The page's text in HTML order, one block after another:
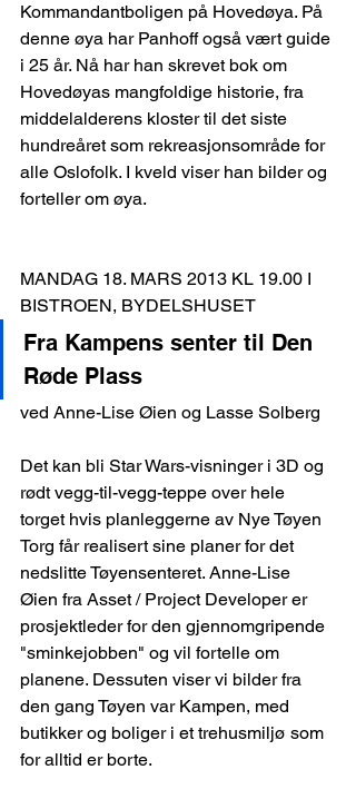
Kommandantboligen på Hovedøya. På
denne øya har Panhoff også vært guide
i 25 år. Nå har han skrevet bok om
Hovedøyas mangfoldige historie, fra
middelalderens kloster til det siste
hundreåret som rekreasjonsområde for
alle Oslofolk. I kveld viser han bilder og
forteller om øya.
MANDAG 18. MARS 2013 KL 19.00 I
BISTROEN, BYDELSHUSET
Fra Kampens senter til Den
Røde Plass
ved Anne-Lise Øien og Lasse Solberg
Det kan bli Star Wars-visninger i 3D og
rødt vegg-til-vegg-teppe over hele
torget hvis planleggerne av Nye Tøyen
Torg får realisert sine planer for det
nedslitte Tøyensenteret. Anne-Lise
Øien fra Asset / Project Developer er
prosjektleder for den gjennomgripende
"sminkejobben" og vil fortelle om
planene. Dessuten viser vi bilder fra
den gang Tøyen var Kampen, med
butikker og boliger i et trehusmiljø som
for alltid er borte.